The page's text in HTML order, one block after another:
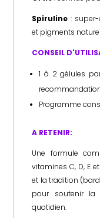
Spiruline :
et pigments
CONSEIL
1 à 2 gélules
Programme
A RETENIR:
Une formule
vitamines C, D, E
et la tradition
pour soutenir la
quotidien.